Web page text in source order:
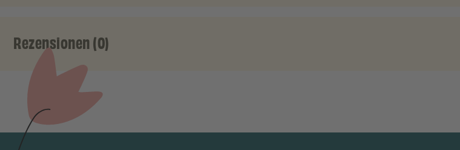
Rezensionen (0)